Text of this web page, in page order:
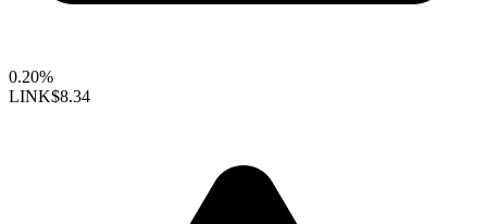
0.20%
LINK$8.34